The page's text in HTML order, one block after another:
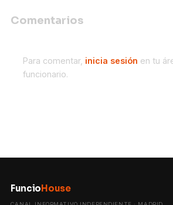
Comentarios
Para comentar, inicia sesión en tu
funcionario.
Funcio House